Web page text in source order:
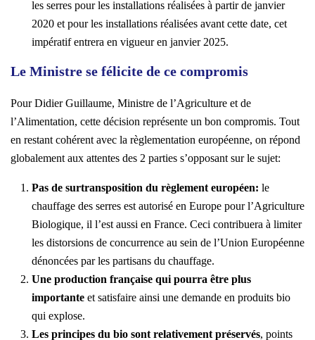
les serres pour les installations réalisées à partir de janvier
2020 et pour les installations réalisées avant cette date, cet
impératif entrera en vigueur en janvier 2025.
Le Ministre se félicite de ce compromis
Pour Didier Guillaume, Ministre de l’Agriculture et de
l’Alimentation, cette décision représente un bon compromis. Tout
en restant cohérent avec la règlementation européenne, on répond
globalement aux attentes des 2 parties s’opposant sur le sujet:
Pas de surtransposition du règlement européen: le
chauffage des serres est autorisé en Europe pour l’Agriculture
Biologique, il l’est aussi en France. Ceci contribuera à limiter
les distorsions de concurrence au sein de l’Union Européenne
dénoncées par les partisans du chauffage.
Une production française qui pourra être plus
importante et satisfaire ainsi une demande en produits bio
qui explose.
Les principes du bio sont relativement préservés, points